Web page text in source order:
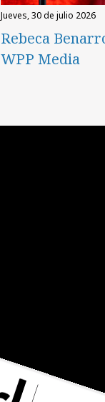
jueves, 30 de julio 2026
Rebeca
WPP Media